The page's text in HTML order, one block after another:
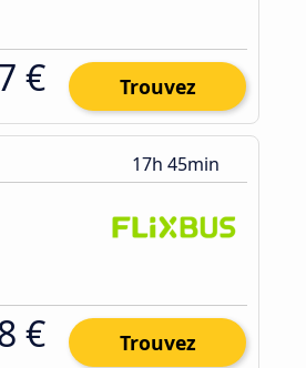
€ Trouvez
17h 45min
€ Trouvez